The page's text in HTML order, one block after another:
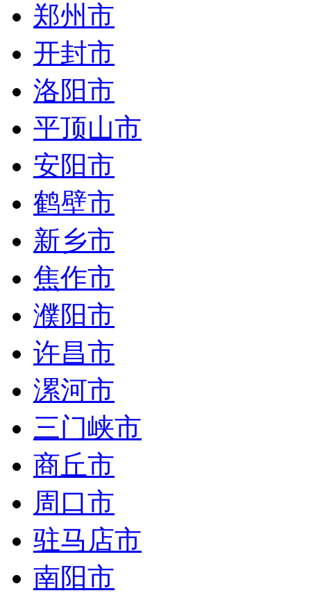
郑州市
开封市
洛阳市
平顶山市
安阳市
鹤壁市
新乡市
焦作市
濮阳市
许昌市
漯河市
三门峡市
商丘市
周口市
驻马店市
南阳市